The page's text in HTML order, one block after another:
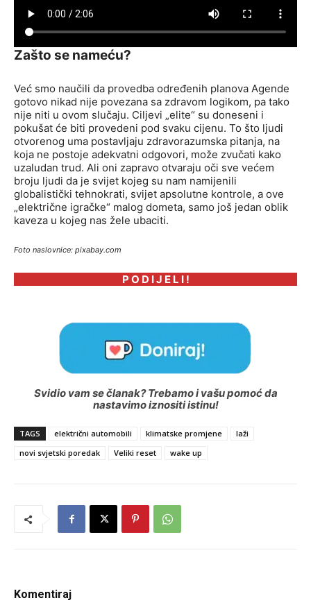
Zašto se nameću?
Već smo naučili da provedba određenih planova Agende
gotovo nikad nije povezana sa zdravom logikom, pa tako
nije niti u ovom slučaju. Ciljevi „elite“ su doneseni i
pokušat će biti provedeni pod svaku cijenu. To što ljudi
otvorenog uma postavljaju zdravorazumska pitanja, na
koja ne postoje adekvatni odgovori, može zvučati kako
uzaludan trud. Ali oni zapravo otvaraju oči sve većem
broju ljudi da je svijet kojeg su nam namijenili
globalistički tehnokrati, svijet apsolutne kontrole, a ove
„električne igračke“ malog dometa, samo još jedan oblik
kaveza u kojeg nas žele ubaciti.
Foto naslovnice: pixabay.com
P O D I J E L I !
Svidio vam se članak? Trebamo i vašu pomoć da
nastavimo iznositi istinu!
TAGS električni automobili klimatske promjene
laži
novi svjetski poredak
Veliki reset wake up
Komentiraj